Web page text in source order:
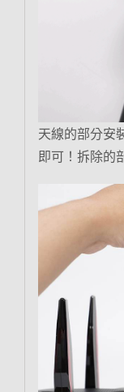
天線的部分安
即可！拆除的